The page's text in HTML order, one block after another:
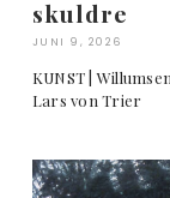
skuldre
JUNI 9, 2026
KUNST |
Lars von